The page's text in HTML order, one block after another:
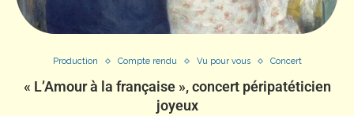
Production Compte rendu Vu pour vous Concert
« L’Amour à la française », concert péripatéticien
joyeux